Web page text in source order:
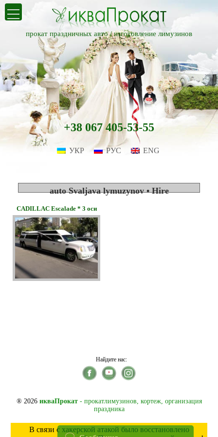
прокат праздничных авто /изготовление лимузинов
+38 067 405-53-55
УКР РУС ENG
auto Svaljava lymuzynov • Hire
CADILLAC Escalade * 3 оси
Найдите нас:
® 2026 икваПрокат- прокатлимузинов, кортеж, организация
праздника
В связи с хакерской атакой было восстановлено